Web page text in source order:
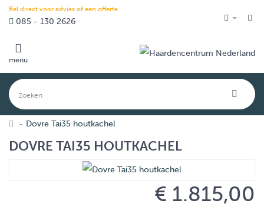
Bel direct voor advies of een offerte
085 - 130 2626
menu
Dovre Tai35 houtkachel
DOVRE TAI35 HOUTKACHEL
€ 1.815,00